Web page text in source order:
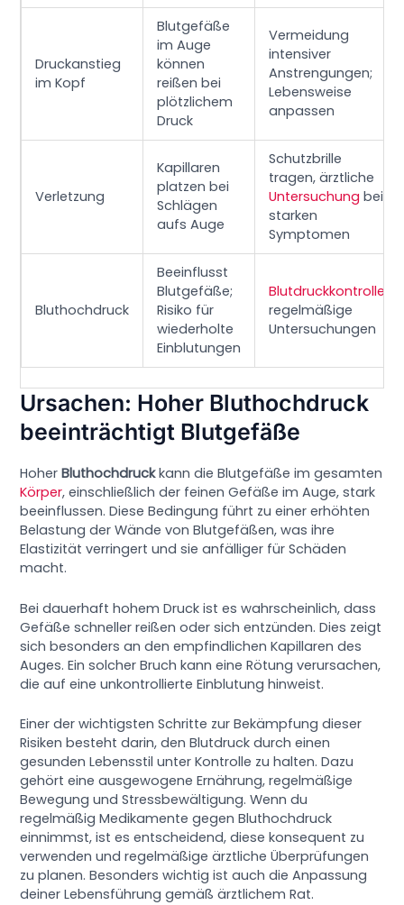
Druckanstieg
im Kopf
Blutgefäße
im Auge
können
reißen bei
plötzlichem
Druck
Vermeidung
intensiver
Anstrengungen;
Lebensweise
anpassen
Verletzung
Kapillaren
platzen bei
Schlägen
aufs Auge
Schutzbrille
tragen, ärztliche
Untersuchung bei
starken
Symptomen
Bluthochdruck
Beeinflusst
Blutgefäße;
Risiko für
wiederholte
Einblutungen
Blutdruckkontrolle
regelmäßige
Untersuchungen
Ursachen: Hoher Bluthochdruck
beeinträchtigt Blutgefäße
HoherBluthochdruckkann die Blutgefäße im gesamten
Körper, einschließlich der feinen Gefäße im Auge, stark
beeinflussen. Diese Bedingung führt zu einer erhöhten
Belastung der Wände von Blutgefäßen, was ihre
Elastizität verringert und sie anfälliger für Schäden
macht.
Bei dauerhaft hohem Druck ist es wahrscheinlich, dass
Gefäße schneller reißen oder sich entzünden. Dies zeigt
sich besonders an den empfindlichen Kapillaren des
Auges. Ein solcher Bruch kann eine Rötung verursachen,
die auf eine unkontrollierte Einblutung hinweist.
Einer der wichtigsten Schritte zur Bekämpfung dieser
Risiken besteht darin, den Blutdruck durch einen
gesunden Lebensstil unter Kontrolle zu halten. Dazu
gehört eine ausgewogene Ernährung, regelmäßige
Bewegung und Stressbewältigung. Wenn du
regelmäßig Medikamente gegen Bluthochdruck
einnimmst, ist es entscheidend, diese konsequent zu
verwenden und regelmäßige ärztliche Überprüfungen
zu planen. Besonders wichtig ist auch die Anpassung
deiner Lebensführung gemäß ärztlichem Rat.